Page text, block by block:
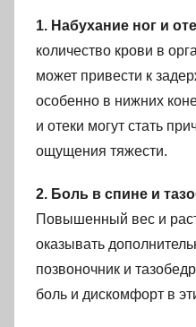
1. Набухание ног и
количество крови в
может привести к
особенно в нижних
и отеки могут стать
ощущения тяжести.
2. Боль в спине и
Повышенный вес и
оказывать
позвоночник и
боль и дискомфорт в